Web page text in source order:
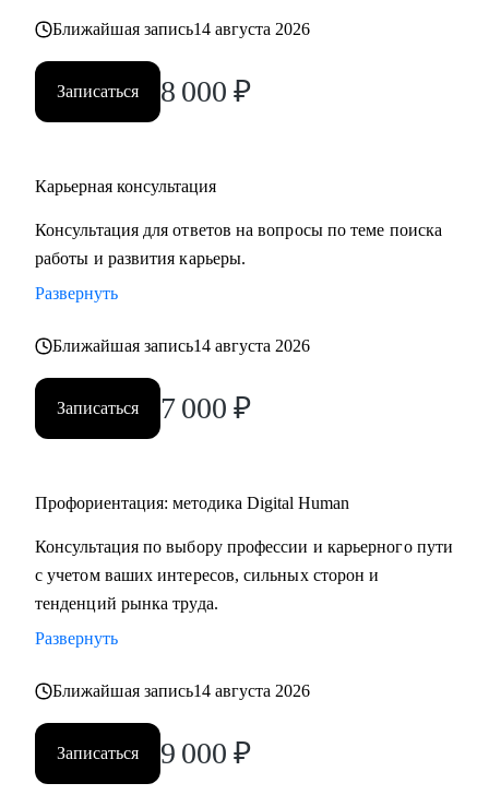
карьерных кризисов
Кому могу помочь:
• Руководителям высшего звена и Директорам
(Supply Chain), Электронной коммерции (E-commerce)
Региональные и Территориальные менеджеры, HR бизнес-
партнеры (HRBP)
• Ведущим специалистам и ключевым экспертам:
Бухгалтеры, Финансовые менеджеры, Маркетологи,
Менеджеры по продажам, Торговые представители
• Операционному и Торговому персоналу: Продавцы-
консультанты, Кассиры, Складские работники,
• Начинающим специалистам (Ассистенты, Младшие
Постоянно повышаю квалификацию через тренинги по
актуальным HR-технологиям и профориентации
кейсами и аналитикой в сфере карьерного развития
Моя миссия — привести вас туда, где ваша деятельность
приносит не только финансовый результат, но и личное
Ближайшая запись14 августа 2026
Записаться 8 000 ₽
Карьерная консультация
Консультация для ответов на вопросы по теме поиска
работы и развития карьеры.
Развернуть
Ближайшая запись14 августа 2026
Записаться 7 000 ₽
Профориентация: методика Digital Human
Консультация по выбору профессии и карьерного пути
с учетом ваших интересов, сильных сторон и
тенденций рынка труда.
Развернуть
Ближайшая запись14 августа 2026
Записаться 9 000 ₽